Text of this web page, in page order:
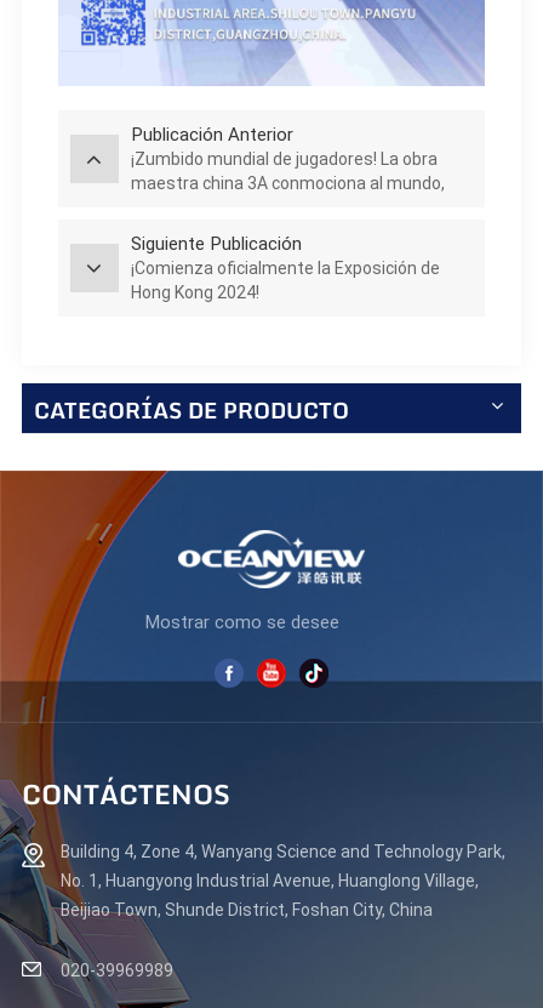
Publicación Anterior
¡Zumbido mundial de jugadores! La obra
maestra china 3A conmociona al mundo,
Siguiente Publicación
¡Comienza oficialmente la Exposición de
Hong Kong 2024!
CATEGORÍAS DE PRODUCTO
Mostrar como se desee
CONTÁCTENOS
Building 4, Zone 4, Wanyang Science and Technology Park,
No. 1, Huangyong Industrial Avenue, Huanglong Village,
Beijiao Town, Shunde District, Foshan City, China
020-39969989